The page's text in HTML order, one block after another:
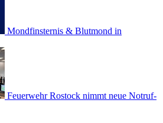
Mondfinsternis & Blutmond in
Feuerwehr Rostock nimmt neue Notruf-